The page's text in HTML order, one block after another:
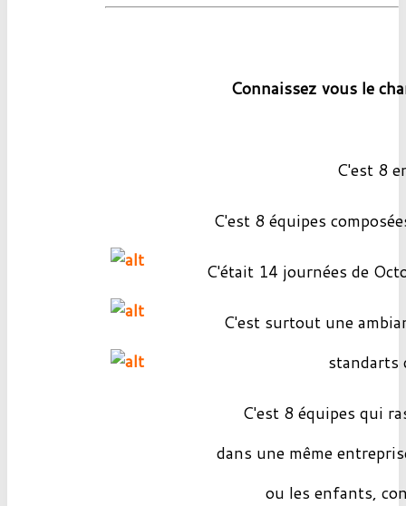
Connaissez vous le
C'est 8
C'est 8 équipes
C'était 14 journées de
C'est surtout une
standarts
C'est 8 équipes qui
dans une même
ou les enfants,